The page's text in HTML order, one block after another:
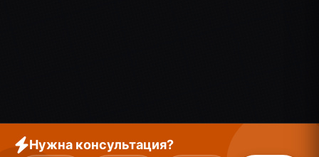
Нужна консультация?